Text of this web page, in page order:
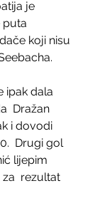
je
puta
koji nisu
ipak dala
Dražan
i dovodi
Drugi gol
lijepim
rezultat